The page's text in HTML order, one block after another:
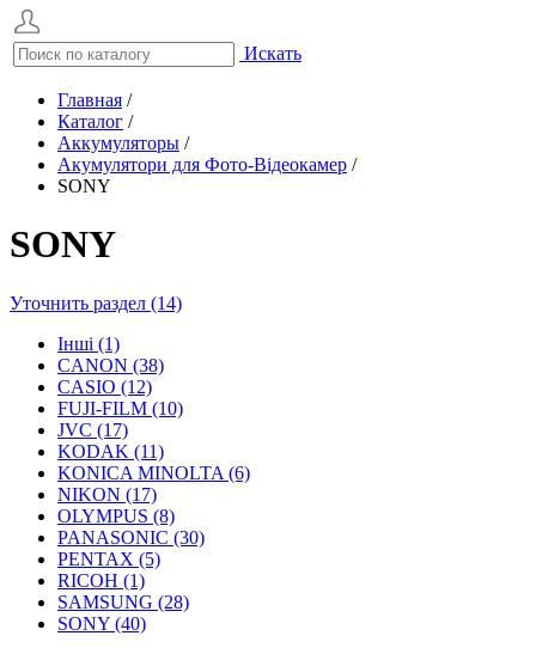
Искать
Главная /
Каталог /
Аккумуляторы /
Акумулятори для Фото-Відеокамер /
SONY
SONY
Уточнить раздел (14)
Інші (1)
CANON (38)
CASIO (12)
FUJI-FILM (10)
JVC (17)
KODAK (11)
KONICA MINOLTA (6)
NIKON (17)
OLYMPUS (8)
PANASONIC (30)
PENTAX (5)
RICOH (1)
SAMSUNG (28)
SONY (40)